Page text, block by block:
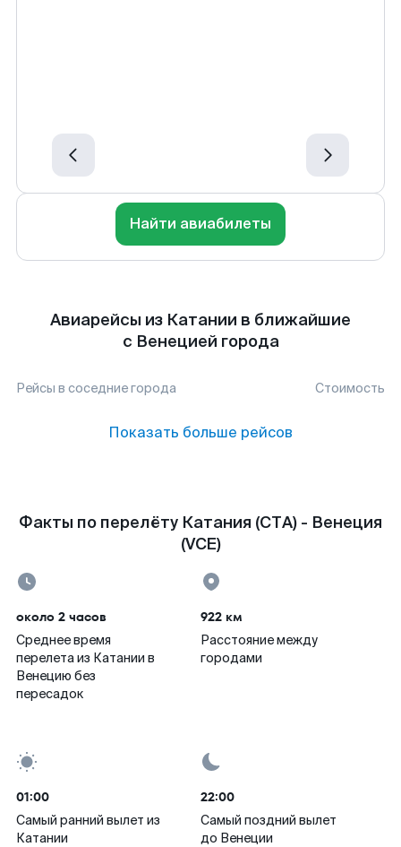
Найти авиабилеты
Авиарейсы из Катании в ближайшие
с Венецией города
Рейсы в соседние города Стоимость
Показать больше рейсов
Факты по перелёту Катания (CTA) - Венеция
(VCE)
около 2 часов
Среднее время
перелета из Катании в
Венецию без
пересадок
922 км
Расстояние между
городами
01:00
Самый ранний вылет из
Катании
22:00
Самый поздний вылет
до Венеции